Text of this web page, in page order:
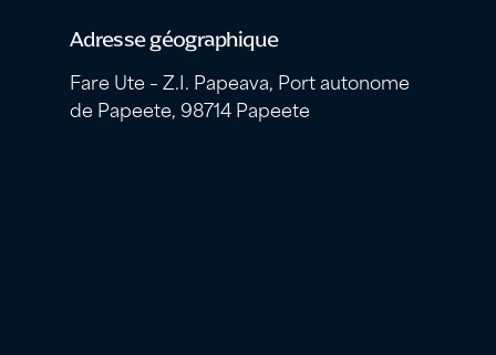
Adresse géographique
Fare Ute – Z.I. Papeava, Port autonome
de Papeete, 98714 Papeete